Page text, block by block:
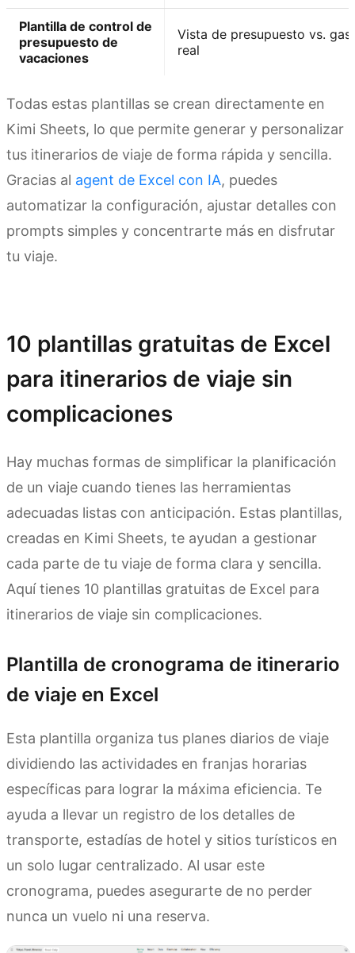
Plantilla de control de
presupuesto de
vacaciones
Vista de presupuesto vs.
real
Todas estas plantillas se crean directamente en
Kimi Sheets, lo que permite generar y personalizar
tus itinerarios de viaje de forma rápida y sencilla.
Gracias al agent de Excel con IA, puedes
automatizar la configuración, ajustar detalles con
prompts simples y concentrarte más en disfrutar
tu viaje.
10 plantillas gratuitas de Excel
para itinerarios de viaje sin
complicaciones
Hay muchas formas de simplificar la planificación
de un viaje cuando tienes las herramientas
adecuadas listas con anticipación. Estas plantillas,
creadas en Kimi Sheets, te ayudan a gestionar
cada parte de tu viaje de forma clara y sencilla.
Aquí tienes 10 plantillas gratuitas de Excel para
itinerarios de viaje sin complicaciones.
Plantilla de cronograma de itinerario
de viaje en Excel
Esta plantilla organiza tus planes diarios de viaje
dividiendo las actividades en franjas horarias
específicas para lograr la máxima eficiencia. Te
ayuda a llevar un registro de los detalles de
transporte, estadías de hotel y sitios turísticos en
un solo lugar centralizado. Al usar este
cronograma, puedes asegurarte de no perder
nunca un vuelo ni una reserva.